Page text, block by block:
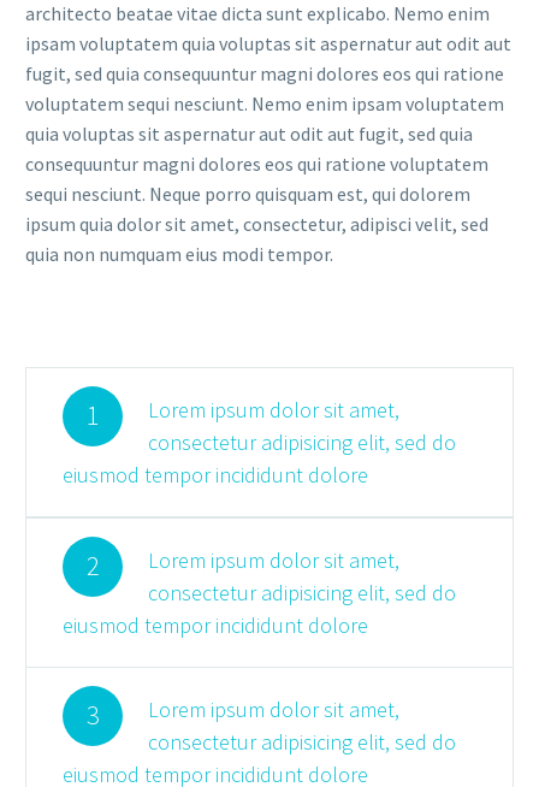
architecto beatae vitae dicta sunt explicabo. Nemo enim
ipsam voluptatem quia voluptas sit aspernatur aut odit aut
fugit, sed quia consequuntur magni dolores eos qui ratione
voluptatem sequi nesciunt. Nemo enim ipsam voluptatem
quia voluptas sit aspernatur aut odit aut fugit, sed quia
consequuntur magni dolores eos qui ratione voluptatem
sequi nesciunt. Neque porro quisquam est, qui dolorem
ipsum quia dolor sit amet, consectetur, adipisci velit, sed
quia non numquam eius modi tempor.
1
Lorem ipsum dolor sit amet,
consectetur adipisicing elit, sed do
eiusmod tempor incididunt dolore
2
Lorem ipsum dolor sit amet,
consectetur adipisicing elit, sed do
eiusmod tempor incididunt dolore
3
Lorem ipsum dolor sit amet,
consectetur adipisicing elit, sed do
eiusmod tempor incididunt dolore